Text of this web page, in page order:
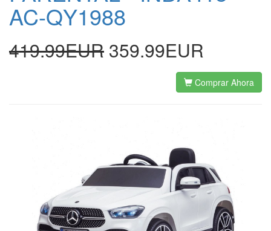
AC-QY1988
419.99EUR 359.99EUR
Comprar Ahora